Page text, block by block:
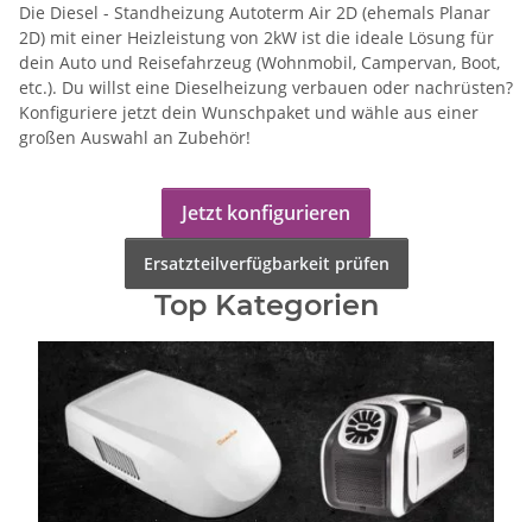
Die Diesel - Standheizung Autoterm Air 2D (ehemals Planar
2D) mit einer Heizleistung von 2kW ist die ideale Lösung für
dein Auto und Reisefahrzeug (Wohnmobil, Campervan, Boot,
etc.). Du willst eine Dieselheizung verbauen oder nachrüsten?
Konfiguriere jetzt dein Wunschpaket und wähle aus einer
großen Auswahl an Zubehör!
Jetzt konfigurieren
Ersatzteilverfügbarkeit prüfen
Top Kategorien